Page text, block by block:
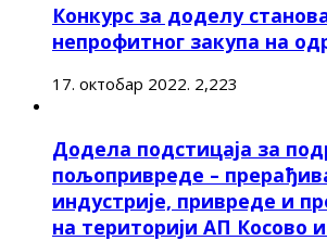
Конкурс за доделу
непрофитног закупа на
17. октобар 2022. 2,223
Додела подстицаја за
пољопривреде –
индустрије, привреде и
на територији АП Косово